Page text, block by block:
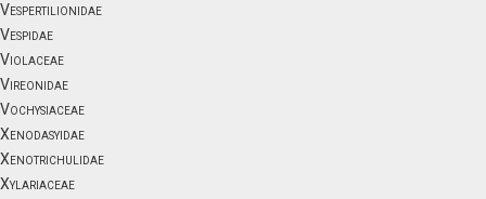
Vespertilionidae
Vespidae
Violaceae
Vireonidae
Vochysiaceae
Xenodasyidae
Xenotrichulidae
Xylariaceae